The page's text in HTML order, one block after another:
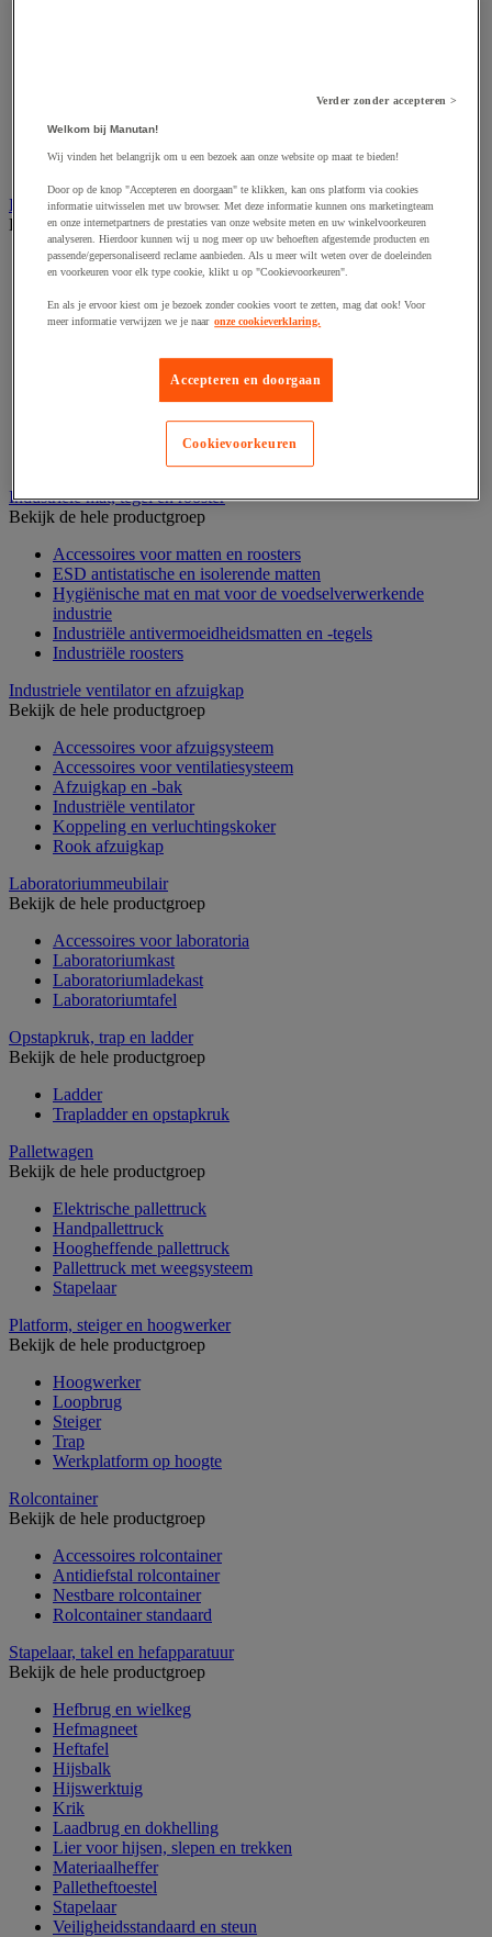
Spanband
Touw en draad
Industriële en magazijnstellingen
Bekijk de hele productgroep
Doorschuifstelling en doorrolstelling
Draagarmstelling voor lange lasten
Entresol voor magazijn
Lichte stelling
Rek voor haspels en spoelen
Stelling voor detail- en groothandel
Stellingen voor de automobielindustrie
Industriële mat, tegel en rooster
Bekijk de hele productgroep
Accessoires voor matten en roosters
ESD antistatische en isolerende matten
Hygiënische mat en mat voor de voedselverwerkende
industrie
Industriële antivermoeidheidsmatten en -tegels
Industriële roosters
Industriele ventilator en afzuigkap
Bekijk de hele productgroep
Accessoires voor afzuigsysteem
Accessoires voor ventilatiesysteem
Afzuigkap en -bak
Industriële ventilator
Koppeling en verluchtingskoker
Rook afzuigkap
Laboratoriummeubilair
Bekijk de hele productgroep
Accessoires voor laboratoria
Laboratoriumkast
Laboratoriumladekast
Laboratoriumtafel
Opstapkruk, trap en ladder
Bekijk de hele productgroep
Ladder
Trapladder en opstapkruk
Palletwagen
Bekijk de hele productgroep
Elektrische pallettruck
Handpallettruck
Hoogheffende pallettruck
Pallettruck met weegsysteem
Stapelaar
Platform, steiger en hoogwerker
Bekijk de hele productgroep
Hoogwerker
Loopbrug
Steiger
Trap
Werkplatform op hoogte
Rolcontainer
Bekijk de hele productgroep
Accessoires rolcontainer
Antidiefstal rolcontainer
Nestbare rolcontainer
Rolcontainer standaard
Stapelaar, takel en hefapparatuur
Bekijk de hele productgroep
Hefbrug en wielkeg
Hefmagneet
Heftafel
Hijsbalk
Hijswerktuig
Krik
Laadbrug en dokhelling
Lier voor hijsen, slepen en trekken
Materiaalheffer
Palletheftoestel
Stapelaar
Veiligheidsstandaard en steun
Verder zonder accepteren >
Welkom bij Manutan!
Wij vinden het belangrijk om u een bezoek aan onze website op maat te bieden!
Door op de knop "Accepteren en doorgaan" te klikken, kan ons platform via cookies
informatie uitwisselen met uw browser. Met deze informatie kunnen ons marketingteam
en onze internetpartners de prestaties van onze website meten en uw winkelvoorkeuren
analyseren. Hierdoor kunnen wij u nog meer op uw behoeften afgestemde producten en
passende/gepersonaliseerd reclame aanbieden. Als u meer wilt weten over de doeleinden
en voorkeuren voor elk type cookie, klikt u op "Cookievoorkeuren".
En als je ervoor kiest om je bezoek zonder cookies voort te zetten, mag dat ook! Voor
meer informatie verwijzen we je naar onze cookieverklaring.
Accepteren en doorgaan
Cookievoorkeuren